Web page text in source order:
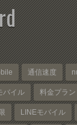
通信速度
バイル 料金プラン
LINEモバイル